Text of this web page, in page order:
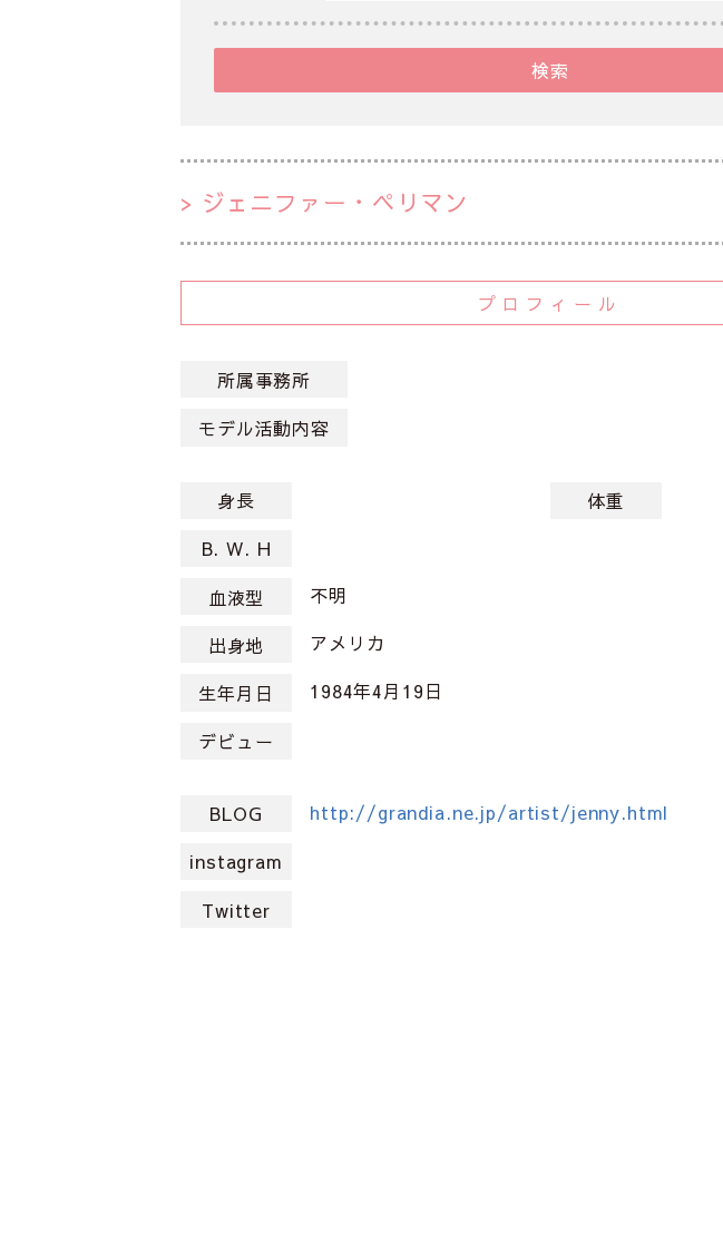
検索
ジェニファー・ペリマン
プロフィール
所属事務所
モデル活動内容
身長
体重
B. W. H
血液型
不明
出身地 アメリカ
生年月日 1984年4月19日
デビュー
BLOG http://grandia.ne.jp/artist/jenny.html
instagram
Twitter